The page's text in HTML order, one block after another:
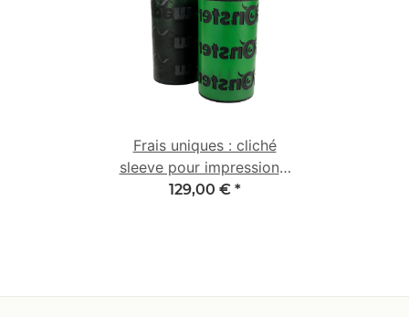
Frais uniques : cliché
sleeve pour impression 1
couleur
129,00 € *